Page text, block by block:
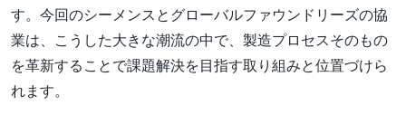
す。今回のシーメンスとグローバルファウンドリーズの協
業は、こうした大きな潮流の中で、製造プロセスそのもの
を革新することで課題解決を目指す取り組みと位置づけら
れます。